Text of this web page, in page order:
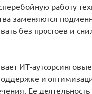
работу
заменяются
без простоев и
ИТ-
и
Ее